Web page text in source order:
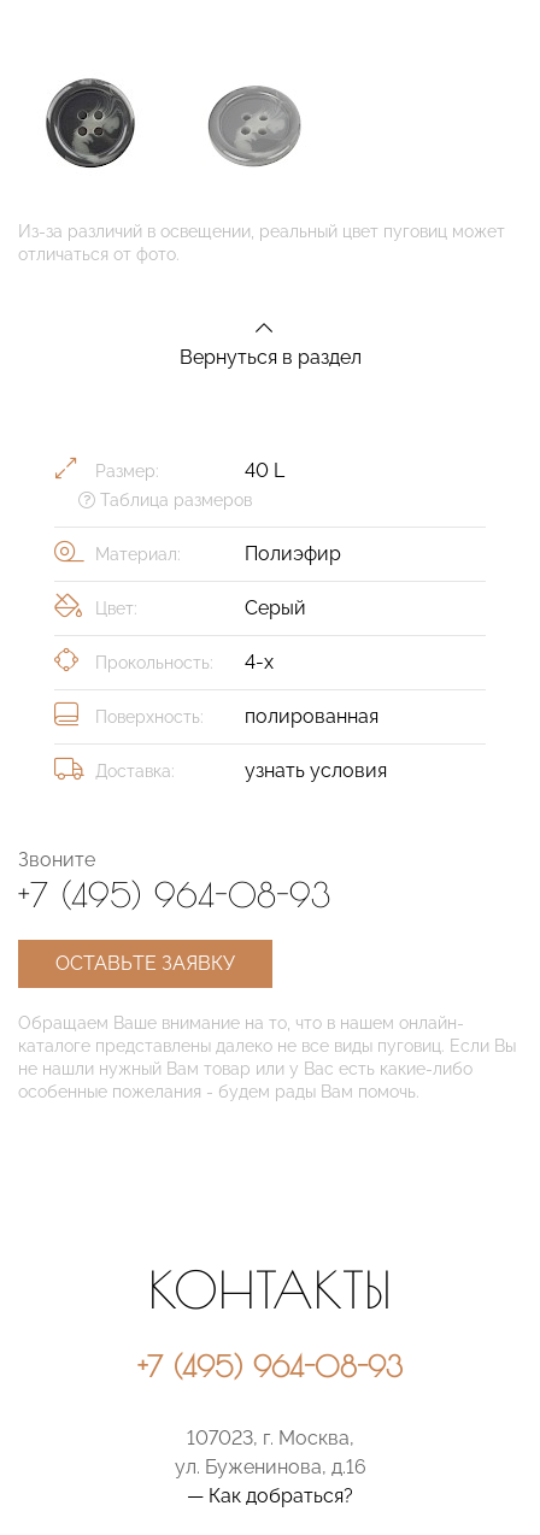
Из-за различий в освещении, реальный цвет пуговиц может
отличаться от фото.
Вернуться в раздел
Размер: 40 L
Таблица размеров
Материал: Полиэфир
Цвет: Серый
Прокольность: 4-х
Поверхность: полированная
Доставка: узнать условия
Звоните
+7 (495) 964-08-93
ОСТАВЬТЕ ЗАЯВКУ
Обращаем Ваше внимание на то, что в нашем онлайн-
каталоге представлены далеко не все виды пуговиц. Если Вы
не нашли нужный Вам товар или у Вас есть какие-либо
особенные пожелания - будем рады Вам помочь.
КОНТАКТЫ
+7 (495) 964-08-93
107023, г. Москва,
ул. Буженинова, д.16
— Как добраться?